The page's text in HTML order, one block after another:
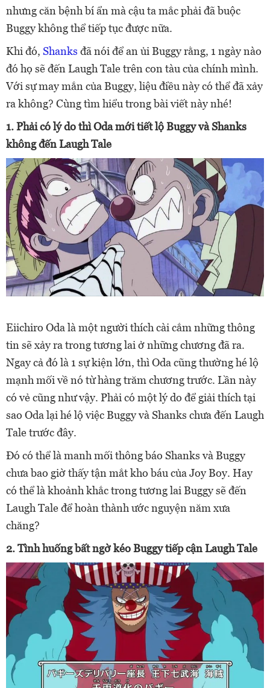
nhưng căn bệnh bí ẩn mà cậu ta mắc phải đã buộc
Buggy không thể tiếp tục được nữa.
Khi đó, Shanks đã nói để an ủi Buggy rằng, 1 ngày nào
đó họ sẽ đến Laugh Tale trên con tàu của chính mình.
Với sự may mắn của Buggy, liệu điều này có thể đã xảy
ra không? Cùng tìm hiểu trong bài viết này nhé!
1. Phải có lý do thì Oda mới tiết lộ Buggy và Shanks
không đến Laugh Tale
Eiichiro Oda là một người thích cài cắm những thông
tin sẽ xảy ra trong tương lai ở những chương đã ra.
Ngay cả đó là 1 sự kiện lớn, thì Oda cũng thường hé lộ
mạnh mối về nó từ hàng trăm chương trước. Lần này
có vẻ cũng như vậy. Phải có một lý do để giải thích tại
sao Oda lại hé lộ việc Buggy và Shanks chưa đến Laugh
Tale trước đây.
Đó có thể là manh mối thông báo Shanks và Buggy
chưa bao giờ thấy tận mắt kho báu của Joy Boy. Hay
có thể là khoảnh khắc trong tương lai Buggy sẽ đến
Laugh Tale để hoàn thành ước nguyện năm xưa
chăng?
2. Tình huống bất ngờ kéo Buggy tiếp cận Laugh Tale